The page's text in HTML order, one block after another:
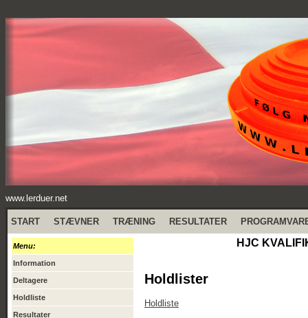
www.lerduer.net
START STÆVNER TRÆNING RESULTATER
Menu:
Information
Deltagere
Holdliste
Resultater
HJC
Holdlister
Holdliste